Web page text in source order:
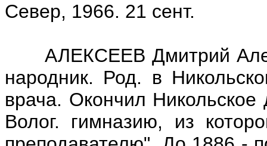
Север, 1966. 21 сент.
АЛЕКСЕЕВ Дмитрий
народник. Род. в
врача. Окончил
Волог. гимназию, из